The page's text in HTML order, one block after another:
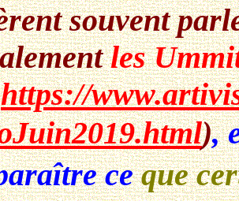
souvent
les
https://
),
ceque